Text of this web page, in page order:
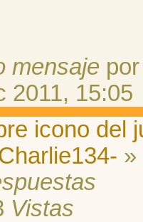
mensaje
2011, 15:05
icono del
»
Vistas